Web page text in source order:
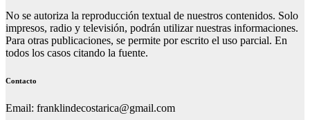
No se autoriza la reproducción textual de nuestros contenidos. Solo
impresos, radio y televisión, podrán utilizar nuestras informaciones.
Para otras publicaciones, se permite por escrito el uso parcial. En
todos los casos citando la fuente.
Contacto
Email: franklindecostarica@gmail.com